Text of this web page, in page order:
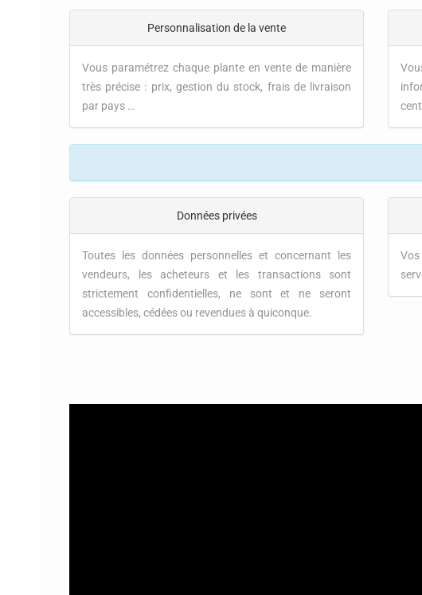
Personnalisation de la vente
Vous paramétrez chaque plante en vente de manière
très précise : prix, gestion du stock, frais de livraison
par pays …
Données privées
Toutes les données personnelles et concernant les
vendeurs, les acheteurs et les transactions sont
strictement confidentielles, ne sont et ne seront
accessibles, cédées ou revendues à quiconque.